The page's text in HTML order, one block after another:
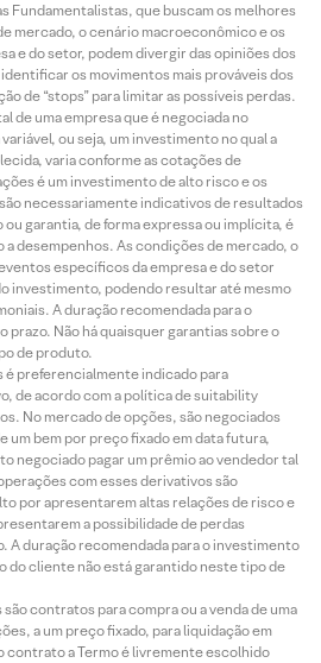
Fundamentalistas, que buscam os melhores
mercado, o cenário macroeconômico e os
e do setor, podem divergir das opiniões dos
os movimentos mais prováveis dos
de “stops” para limitar as possíveis perdas.
de uma empresa que é negociada no
ou seja, um investimento no qual a
varia conforme as cotações de
é um investimento de alto risco e os
necessariamente indicativos de resultados
garantia, de forma expressa ou implícita, é
desempenhos. As condições de mercado, o
específicos da empresa e do setor
investimento, podendo resultar até mesmo
A duração recomendada para o
Não há quaisquer garantias sobre o
de produto.
é preferencialmente indicado para
de acordo com a política de suitability
No mercado de opções, são negociados
um bem por preço fixado em data futura,
negociado pagar um prêmio ao vendedor tal
com esses derivativos são
por apresentarem altas relações de risco e
a possibilidade de perdas
A duração recomendada para o investimento
do cliente não está garantido neste tipo de
contratos para compra ou a venda de uma
a um preço fixado, para liquidação em
contrato a Termo é livremente escolhido